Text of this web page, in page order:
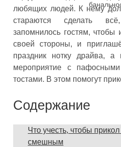
любящих людей. К нему
стараются сделать
запомнилось гостям,
своей стороны, и
праздник нотку драйва,
мероприятие с
тостами. В этом помогут
Содержание
Что учесть, чтобы
смешным